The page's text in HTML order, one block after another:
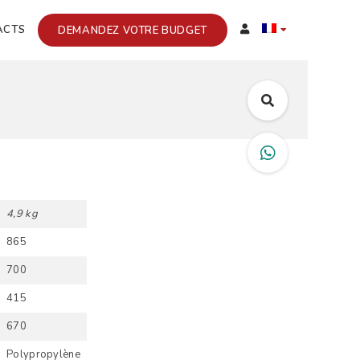
DEMANDEZ VOTRE BUDGET
4,9 kg
865
700
415
670
Polypropylène